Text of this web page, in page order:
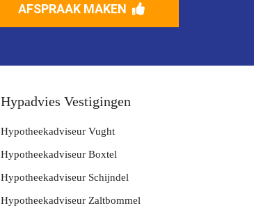
AFSPRAAK MAKEN
Hypadvies Vestigingen
Hypotheekadviseur Vught
Hypotheekadviseur Boxtel
Hypotheekadviseur Schijndel
Hypotheekadviseur Zaltbommel